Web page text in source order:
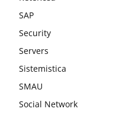
SAP
Security
Servers
Sistemistica
SMAU
Social Network